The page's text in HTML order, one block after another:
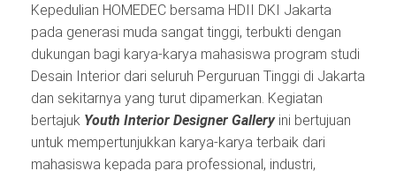
Kepedulian HOMEDEC bersama HDII DKI Jakarta
pada generasi muda sangat tinggi, terbukti dengan
dukungan bagi karya-karya mahasiswa program studi
Desain Interior dari seluruh Perguruan Tinggi di Jakarta
dan sekitarnya yang turut dipamerkan. Kegiatan
bertajuk Youth Interior Designer Galleryini bertujuan
untuk mempertunjukkan karya-karya terbaik dari
mahasiswa kepada para professional, industri,